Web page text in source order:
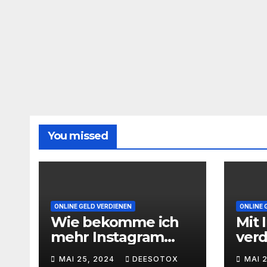
You missed
ONLINE GELD VERDIENEN
Wie bekomme ich
mehr Instagram
MAI 25, 2024 DEESOTOX
ONLINE
Mit
MAI